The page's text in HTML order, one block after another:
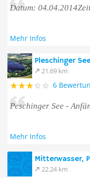
Datum:
Mehr Infos
Pleschinger
21.69 km
6
Peschinger See -
Mehr Infos
Mitterwasser,
22.24 km